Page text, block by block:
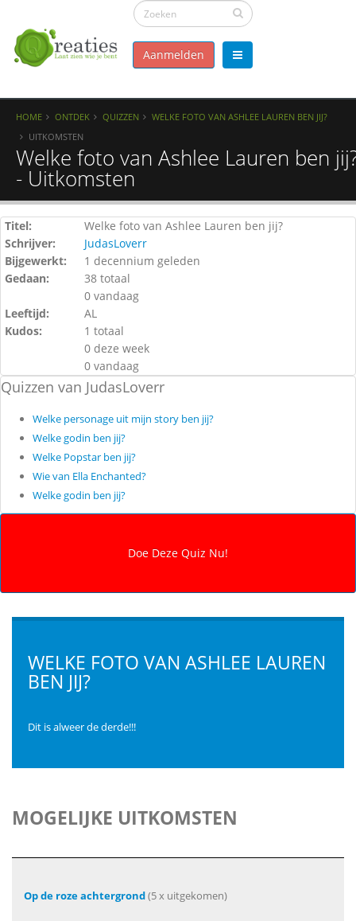
Aanmelden
HOME ONTDEK QUIZZEN
WELKE FOTO VAN ASHLEE LAUREN BEN JIJ?
UITKOMSTEN
Welke foto van Ashlee Lauren ben
- Uitkomsten
Titel:
Welke foto van Ashlee Lauren ben jij?
Schrijver:
JudasLoverr
Bijgewerkt:
1 decennium geleden
Gedaan:
38 totaal
0 vandaag
Leeftijd:
AL
Kudos:
1 totaal
0 deze week
0 vandaag
Quizzen van JudasLoverr
Welke personage uit mijn story ben jij?
Welke godin ben jij?
Welke Popstar ben jij?
Wie van Ella Enchanted?
Welke godin ben jij?
WELKE FOTO VAN ASHLEE LAUREN
BEN JIJ?
Dit is alweer de derde!!!
MOGELIJKE UITKOMSTEN
Op de roze achtergrond(5 x uitgekomen)